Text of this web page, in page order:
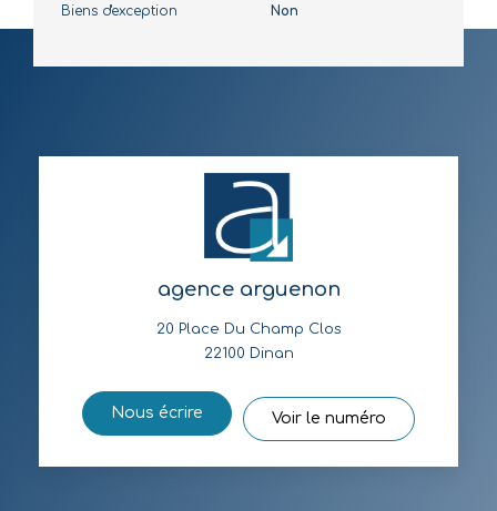
Biens d'exception Non
agence arguenon
20 Place Du Champ Clos
22100 Dinan
Nous écrire Voir le numéro